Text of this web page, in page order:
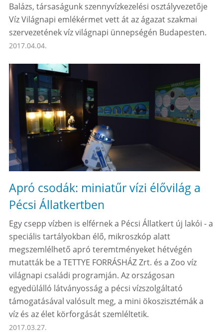
Balázs, társaságunk szennyvízkezelési osztályvezetője
Víz Világnapi emlékérmet vett át az ágazat szakmai
szervezetének víz világnapi ünnepségén Budapesten.
2017.04.04.
Apró csodák: miniatűr vízi élővilág a
Pécsi Állatkertben
Egy csepp vízben is elférnek a Pécsi Állatkert új lakói - a
speciális tartályokban élő, mikroszkóp alatt
megszemlélhető apró teremtményeket hétvégén
mutatták be a TETTYE FORRÁSHÁZ Zrt. és a Zoo víz
világnapi családi programján. Az országosan
egyedülálló látványosság a pécsi vízszolgáltató
támogatásával valósult meg, a mini ökoszisztémák a
víz és az élet körforgását szemléltetik.
2017.03.27.